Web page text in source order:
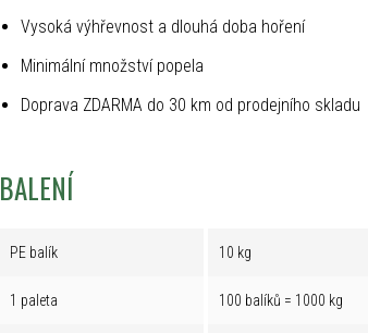
Vysoká výhřevnost a dlouhá doba hoření
Minimální množství popela
Doprava ZDARMA do 30 km od prodejního skladu
BALENÍ
PE balík 10 kg
1 paleta 100 balíků = 1000 kg